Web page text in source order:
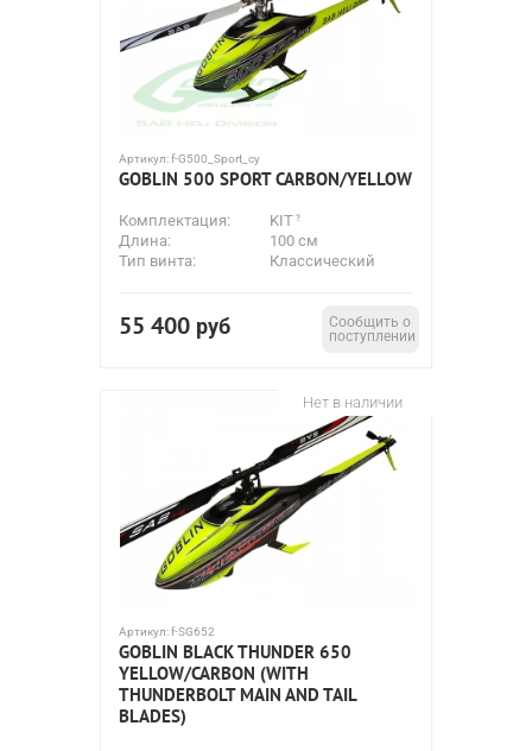
Артикул:f-G500_Sport_cy
GOBLIN 500 SPORT CARBON/YELLOW
Комплектация:
KIT
Длина:
100 см
Тип винта:
Классический
55 400 руб
Сообщить о
поступлении
Нет в наличии
Артикул:f-SG652
GOBLIN BLACK THUNDER 650
YELLOW/CARBON (WITH
THUNDERBOLT MAIN AND TAIL
BLADES)